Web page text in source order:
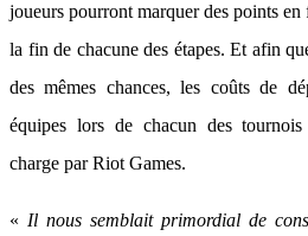
joueurs pourront marquer des points
la fin de chacune des étapes. Et afin
des mêmes chances, les coûts de
équipes lors de chacun des
charge par Riot Games.
« Il nous semblait primordial de